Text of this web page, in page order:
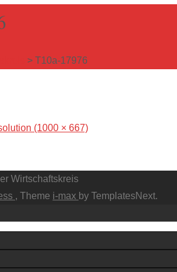
> T10a-17976
(1000 × 667)
Wirtschaftskreis
, Theme i-max by TemplatesNext.